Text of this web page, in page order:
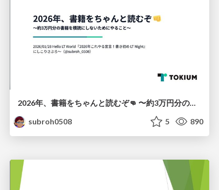
2026年、書籍をちゃんと読むぞ👊 〜約3万円分の書籍を積読にしないためにやること〜
subroh0508
5 890